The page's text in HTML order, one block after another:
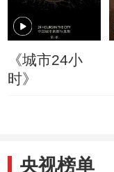
《城市24小
时》
央视榜单